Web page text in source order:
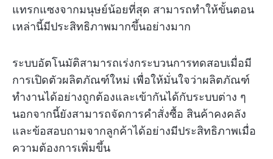
แทรกแซงจากมนุษย์น้อยที่สุด สามารถทำให้ขั้นตอน
เหล่านี้มีประสิทธิภาพมากขึ้นอย่างมาก
ระบบอัตโนมัติสามารถเร่งกระบวนการทดสอบเมื่อมี
การเปิดตัวผลิตภัณฑ์ใหม่ เพื่อให้มั่นใจว่าผลิตภัณฑ์
ทำงานได้อย่างถูกต้องและเข้ากันได้กับระบบต่าง ๆ
นอกจากนี้ยังสามารถจัดการคำสั่งซื้อ สินค้าคงคลัง
และข้อสอบถามจากลูกค้าได้อย่างมีประสิทธิภาพเมื่อ
ความต้องการเพิ่มขึ้น